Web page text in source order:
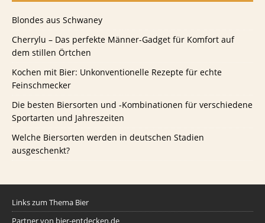
Blondes aus Schwaney
Cherrylu – Das perfekte Männer-Gadget für Komfort auf
dem stillen Örtchen
Kochen mit Bier: Unkonventionelle Rezepte für echte
Feinschmecker
Die besten Biersorten und -Kombinationen für verschiedene
Sportarten und Jahreszeiten
Welche Biersorten werden in deutschen Stadien
ausgeschenkt?
Links zum Thema Bier
Partner von bier-entdecken.de